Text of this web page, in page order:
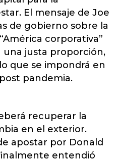
El mensaje de Joe
de gobierno sobre la
corporativa”
justa proporción,
que se impondrá en
pandemia.
recuperar la
en el exterior.
apostar por Donald
entendió